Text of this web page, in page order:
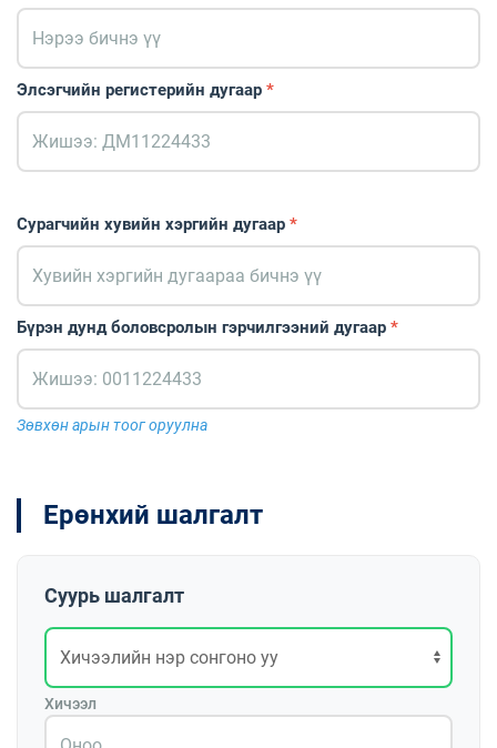
Элсэгчийн регистерийн дугаар *
Сурагчийн хувийн хэргийн дугаар *
Бүрэн дунд боловсролын гэрчилгээний дугаар *
Зөвхөн арын тоог оруулна
Ерөнхий шалгалт
Суурь шалгалт
Хичээл